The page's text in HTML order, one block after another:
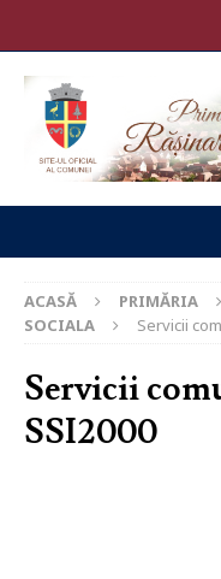
ACASĂ PRIMĂRIA
SOCIALA
Servicii
Servicii
SSI2000